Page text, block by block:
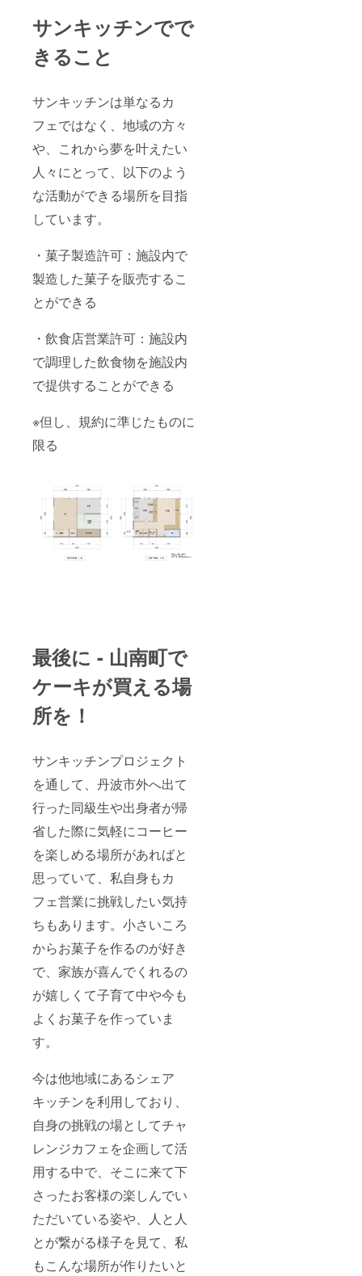
サンキッチンでで
きること
サンキッチンは単なるカ
フェではなく、地域の方々
や、これから夢を叶えたい
人々にとって、以下のよう
な活動ができる場所を目指
しています。
・菓子製造許可：施設内で
製造した菓子を販売するこ
とができる
・飲食店営業許可：施設内
で調理した飲食物を施設内
で提供することができる
※但し、規約に準じたものに
限る
最後に - 山南町で
ケーキが買える場
所を！
サンキッチンプロジェクト
を通して、丹波市外へ出て
行った同級生や出身者が帰
省した際に気軽にコーヒー
を楽しめる場所があればと
思っていて、私自身もカ
フェ営業に挑戦したい気持
ちもあります。小さいころ
からお菓子を作るのが好き
で、家族が喜んでくれるの
が嬉しくて子育て中や今も
よくお菓子を作っていま
す。
今は他地域にあるシェア
キッチンを利用しており、
自身の挑戦の場としてチャ
レンジカフェを企画して活
用する中で、そこに来て下
さったお客様の楽しんでい
ただいている姿や、人と人
とが繋がる様子を見て、私
もこんな場所が作りたいと